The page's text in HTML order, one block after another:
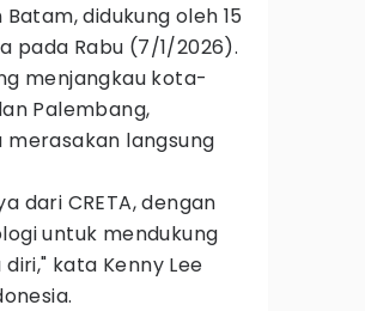
didukung oleh 15
pada Rabu (7/1/2026).
menjangkau kota-
Palembang,
merasakan langsung
dari CRETA, dengan
untuk mendukung
kata Kenny Lee